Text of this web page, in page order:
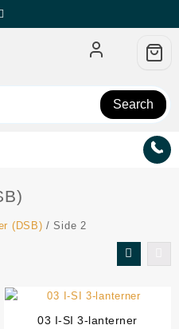
Search
(DSB) / Side 2
03 I-SI 3-lanterner